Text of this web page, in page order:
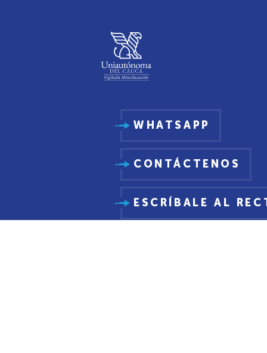
WHATSAPP
CONTÁCTENOS
ESCRÍBALE AL